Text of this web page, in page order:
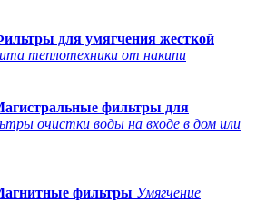
для умягчения жесткой
теплотехники от накипи
фильтры для
очистки воды на входе в дом или
фильтры Умягчение